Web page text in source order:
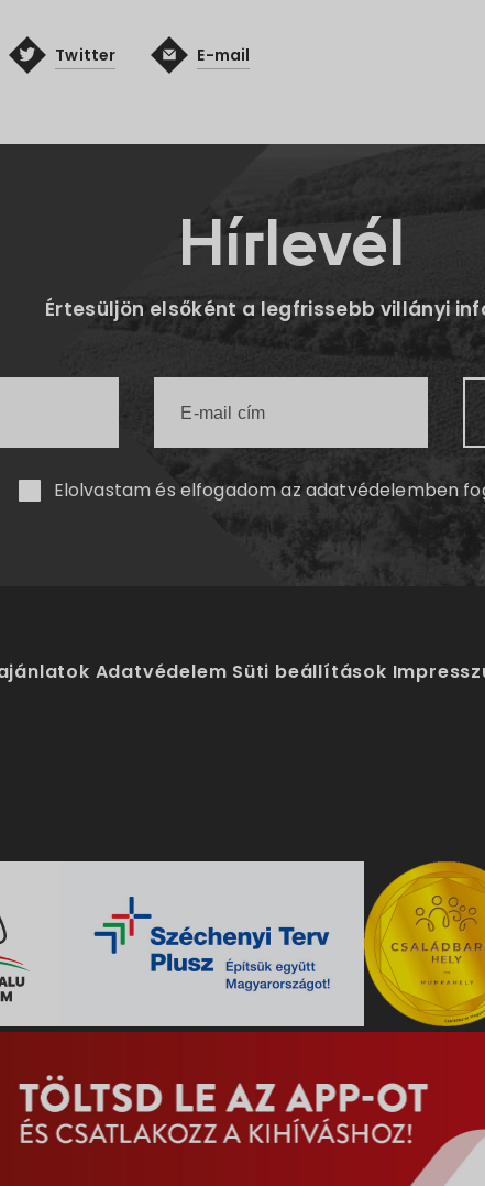
Twitter E-mail
Hírlevél
Értesüljön elsőként a legfrissebb villányi
Elolvastam és elfogadom azadatvédelemben
Adatvédelem Süti beállítások